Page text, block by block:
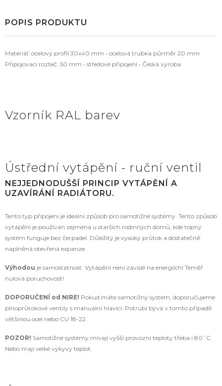
POPIS PRODUKTU
Materiál: ocelový profil 30x40 mm • ocelová trubka půrměr 20 mm
Připojovací rozteč: 50 mm • středové připojení • Česká výroba
Vzorník RAL barev
Ústřední vytápění - ruční ventil
NEJJEDNODUŠŠÍ PRINCIP VYTÁPĚNÍ A
UZAVÍRÁNÍ RADIÁTORU.
Tento typ připojení je ideální způsob pro samotížné systémy. Tento způsob
vytápění je používán zejména u starších rodinných domů, kde topný
systém funguje bez čerpadel. Důležitý je vysoký průtok a dostatečně
naplněná otevřená expanze.
Výhodou je samostatnost. Vytápění není závislé na energiích! Téměř
nulová poruchovost!
DOPORUČENÍ od NIRE! Pokud máte samotížný systém, doporučujeme
plnoprůtokové ventily s manuální hlavicí. Potrubí bývá v tomto případě
většinou ocel nebo CU 18-22.
POZOR! Samotížné systémy mívají vyšší provozní teploty třeba i 80´C.
Nebo mají velké výkyvy teplot.